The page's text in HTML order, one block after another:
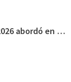
para fortalecer la industria nacional